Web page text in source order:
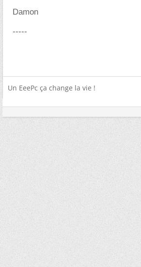
Damon
-----
Un EeePc ça change la vie !